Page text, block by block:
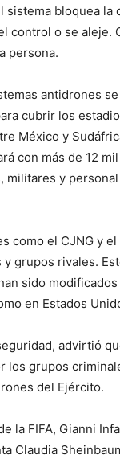
sistema bloquea
control o se aleje.
persona.
antidrones
cubrir los
México y
con más de 12
y
como el CJNG y
y grupos rivales.
sido
en Estados
advirtió
los grupos
del Ejército.
la FIFA, Gianni
Claudia